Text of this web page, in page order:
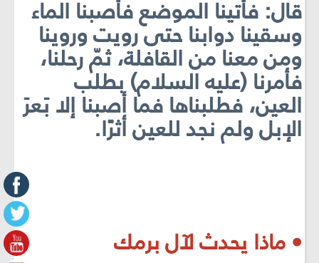
قال: فأتينا الموضع فأصبنا الماء
وسقينا دوابنا حتى رويت وروينا
ومن معنا من القافلة، ثمّ رحلنا،
فأمرنا (عليه السلام) بطلب
العين، فطلبناها فما أصبنا إلا بَعرَ
الإبل ولم نجد للعين أثرًا.
• ماذا يحدث لآل برمك